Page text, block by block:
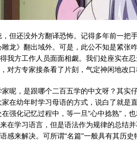
但还没外方翻译恐怖。记得多年前一把
龙》翻出域外。可是，此公不知是紧张
我方工作人员面面相觑。我们处座实在
对方专家接条看了片刻，气定神闲地改
呢，是跟哪个二百五学的中文呀？其实
在幼年时学习母语的方式，说白了就是
强化记忆过程中，等一旦“心中捻熟”，
在学习语言，但是语法作为规律的总结
感来解决。可所谓“名篇”一般具有其历